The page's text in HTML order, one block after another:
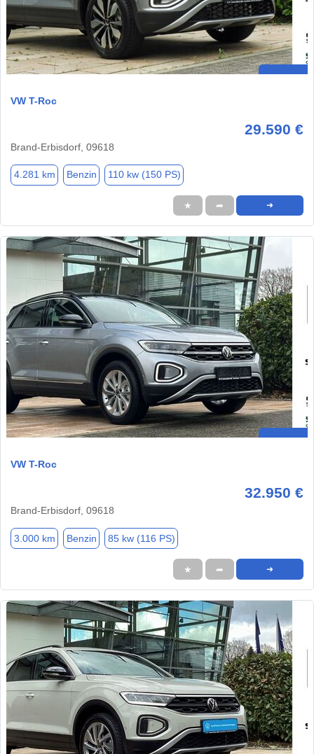
VW T-Roc
29.590 €
Brand-Erbisdorf, 09618
4.281 km Benzin 110 kw (150 PS)
★ ➦ ➜
VW T-Roc
32.950 €
Brand-Erbisdorf, 09618
3.000 km Benzin 85 kw (116 PS)
★ ➦ ➜